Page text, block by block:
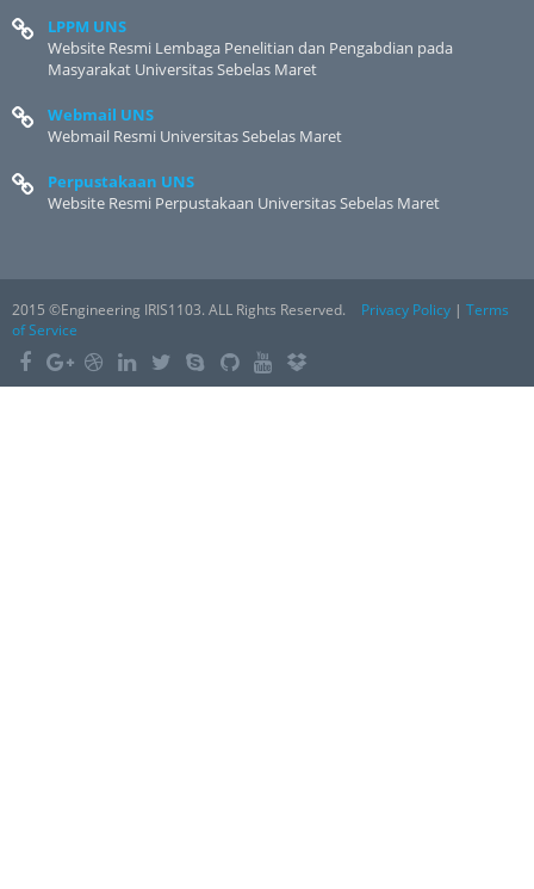
LPPM UNS
Website Resmi Lembaga Penelitian dan Pengabdian pada
Masyarakat Universitas Sebelas Maret
Webmail UNS
Webmail Resmi Universitas Sebelas Maret
Perpustakaan UNS
Website Resmi Perpustakaan Universitas Sebelas Maret
2015 ©Engineering IRIS1103. ALL Rights Reserved. Privacy Policy | Terms
of Service